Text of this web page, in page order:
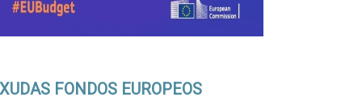
FONDOS EUROPEOS